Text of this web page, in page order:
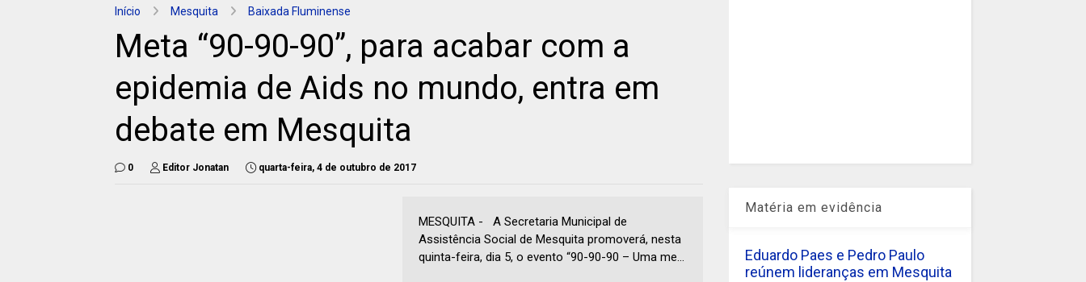
Início Mesquita Baixada Fluminense
Meta “90-90-90”, para acabar com a
epidemia de Aids no mundo, entra em
debate em Mesquita
0 Editor Jonatan quarta-feira, 4 de outubro de 2017
MESQUITA - A Secretaria Municipal de
Assistência Social de Mesquita promoverá, nesta
quinta-feira, dia 5, o evento “90-90-90 – Uma me...
Matéria em evidência
Eduardo Paes e Pedro Paulo
reúnem lideranças em Mesquita